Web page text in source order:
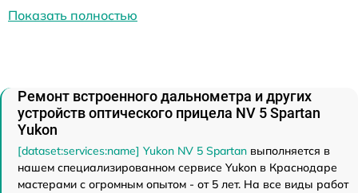
Показать полностью
Ремонт встроенного дальнометра и других
устройств оптического прицела NV 5 Spartan
Yukon
[dataset:services:name] Yukon NV 5 Spartan выполняется в
нашем специализированном сервисе Yukon в Краснодаре
мастерами с огромным опытом - от 5 лет. На все виды работ